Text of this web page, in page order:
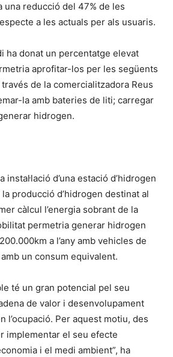
una reducció del 47% de les
a les actuals per als usuaris.
ha donat un percentatge elevat
aprofitar-los per les següents
de la comercialitzadora Reus
la amb bateries de liti; carregar
hidrogen.
d’una estació d’hidrogen
producció d’hidrogen destinat al
càlcul l’energia sobrant de la
permetria generar hidrogen
a l’any amb vehicles de
un consum equivalent.
té un gran potencial pel seu
de valor i desenvolupament
l’ocupació. Per aquest motiu, des
implementar el seu efecte
i el medi ambient”, ha